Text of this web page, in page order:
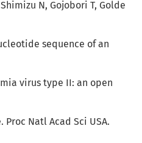
N, Gojobori T, Golde
sequence of an
virus type II: an open
Natl Acad Sci USA.